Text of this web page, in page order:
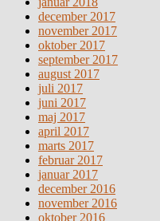
december 2017
november 2017
oktober 2017
september 2017
august 2017
juli 2017
juni 2017
maj 2017
april 2017
marts 2017
februar 2017
januar 2017
december 2016
november 2016
oktober 2016